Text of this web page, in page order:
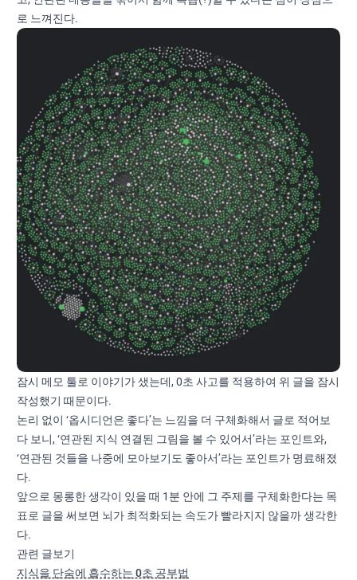
로 느껴진다.
잠시 메모 툴로 이야기가 샜는데, 0초 사고를 적용하여 위 글을 잠시
작성했기 때문이다.
논리 없이 ‘옵시디언은 좋다’는 느낌을 더 구체화해서 글로 적어보
다 보니, ‘연관된 지식 연결된 그림을 볼 수 있어서’라는 포인트와,
‘연관된 것들을 나중에 모아보기도 좋아서’라는 포인트가 명료해졌
다.
앞으로 몽롱한 생각이 있을 때 1분 안에 그 주제를 구체화한다는 목
표로 글을 써보면 뇌가 최적화되는 속도가 빨라지지 않을까 생각한
다.
관련 글보기
지식을 단숨에 흡수하는 0초 공부법